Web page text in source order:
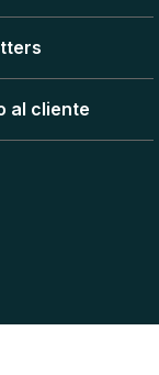
al cliente